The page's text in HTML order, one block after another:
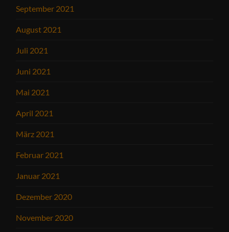
September 2021
August 2021
Juli 2021
Juni 2021
Mai 2021
April 2021
März 2021
Februar 2021
Januar 2021
Dezember 2020
November 2020